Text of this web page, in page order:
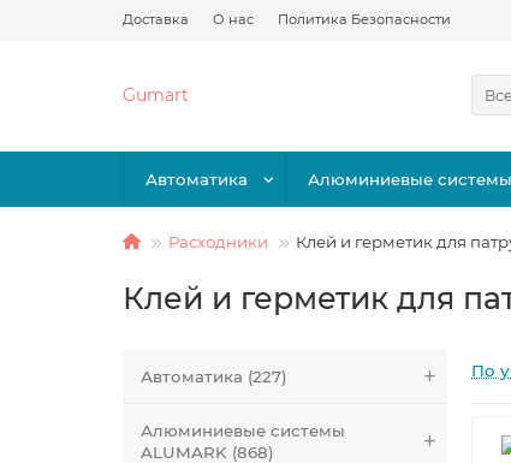
Доставка О нас Политика Безопасности
Gumart
Автоматика Алюминиевые системы
Расходники Клей и герметик для
Клей и герметик для
Автоматика (227)
Алюминиевые системы
ALUMARK (868)
По